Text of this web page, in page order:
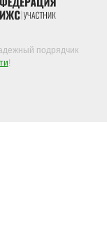
подрядчик
!